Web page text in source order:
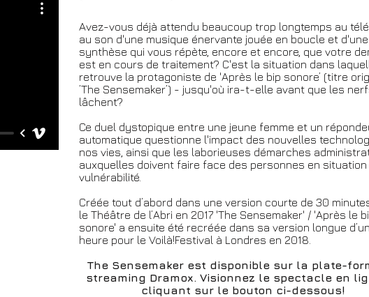
Avez-vous déjà attendu beaucoup trop longtemps au
au son d'une musique énervante jouée en boucle et
synthèse qui vous répète, encore et encore, que votre
est en cours de traitement? C'est la situation dans
retrouve la protagoniste de 'Après le bip sonore’ (titre
’The Sensemaker’) - jusqu'où ira-t-elle avant que les
lâchent?
Ce duel dystopique entre une jeune femme et un
automatique questionne l'impact des nouvelles
nos vies, ainsi que les laborieuses démarches
auxquelles doivent faire face des personnes en situation
vulnérabilité.
Créée tout d’abord dans une version courte de 30
le Théâtre de l’Abri en 2017 'The Sensemaker' / 'Après le
sonore' a ensuite été recréée dans sa version longue
heure pour le Voilà!Festival à Londres en 2018.
The Sensemaker est disponible sur la plate-
streaming Dramox. Visionnez le spectacle en
cliquant sur le bouton ci-dessous!